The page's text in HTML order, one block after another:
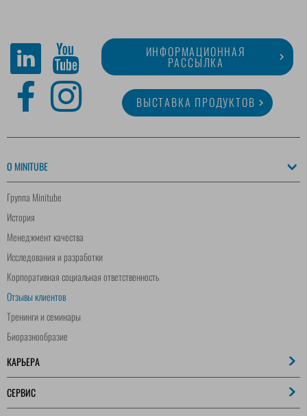
ИНФОРМАЦИОННАЯ
РАССЫЛКА
ВЫСТАВКА ПРОДУКТОВ
O MINITUBE
Группа Minitube
История
Менеджмент качества
Исследования и разработки
Корпоративная социальная ответственность
Отзывы клиентов
Тренинги и семинары
Биоразнообразие
КАРЬЕРА
СЕРВИС